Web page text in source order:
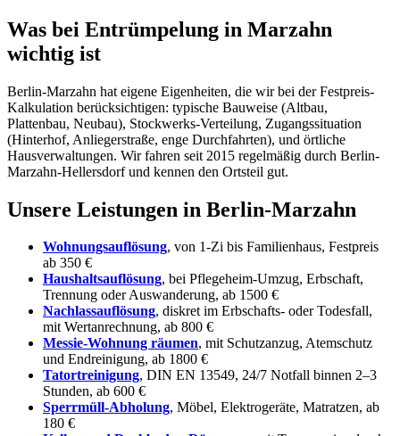
Was bei Entrümpelung in Marzahn
wichtig ist
Berlin-Marzahn hat eigene Eigenheiten, die wir bei der Festpreis-
Kalkulation berücksichtigen: typische Bauweise (Altbau,
Plattenbau, Neubau), Stockwerks-Verteilung, Zugangssituation
(Hinterhof, Anliegerstraße, enge Durchfahrten), und örtliche
Hausverwaltungen. Wir fahren seit 2015 regelmäßig durch Berlin-
Marzahn-Hellersdorf und kennen den Ortsteil gut.
Unsere Leistungen in Berlin-Marzahn
Wohnungsauflösung, von 1-Zi bis Familienhaus, Festpreis
ab 350 €
Haushaltsauflösung, bei Pflegeheim-Umzug, Erbschaft,
Trennung oder Auswanderung, ab 1500 €
Nachlassauflösung, diskret im Erbschafts- oder Todesfall,
mit Wertanrechnung, ab 800 €
Messie-Wohnung räumen, mit Schutzanzug, Atemschutz
und Endreinigung, ab 1800 €
Tatortreinigung, DIN EN 13549, 24/7 Notfall binnen 2–3
Stunden, ab 600 €
Sperrmüll-Abholung, Möbel, Elektrogeräte, Matratzen, ab
180 €